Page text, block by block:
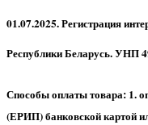
01.07.2025. Регистрация
Республики Беларусь. УНП
Способы оплаты товара: 1.
(ЕРИП) банковской картой